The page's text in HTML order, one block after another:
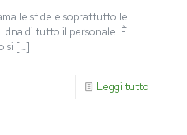
le sfide e soprattutto le
dna di tutto il personale. È
si […]
Leggi tutto